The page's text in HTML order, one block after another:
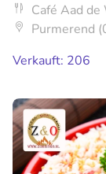
Café Aad
Purmerend
Verkauft: 206